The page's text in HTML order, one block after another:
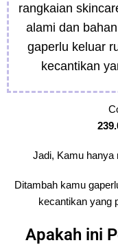
rangkaian
alami dan
gaperlu keluar
kecantikan
Jadi, Kamu hanya
Ditambah kamu
kecantikan yang
Apakah ini